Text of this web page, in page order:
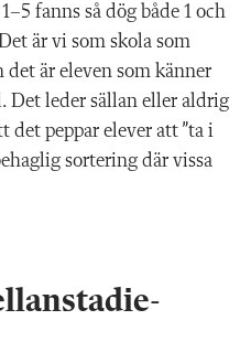
fanns så dög både 1 och
är vi som skola som
det är eleven som känner
Det leder sällan eller aldrig
peppar elever att ”ta i
sortering där vissa